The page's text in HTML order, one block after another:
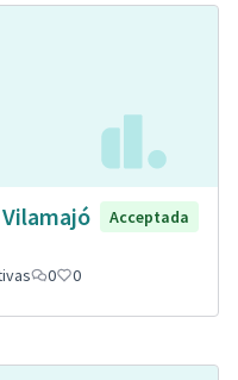
Acceptada
0 0